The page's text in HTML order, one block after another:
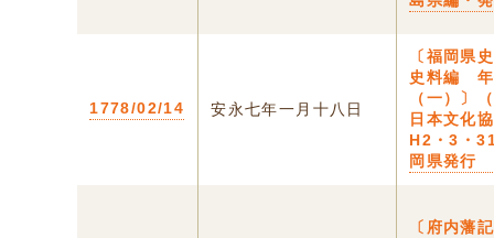
1778/02/14 安永七年一月十八日
〔福岡県
史料編
（一）〕
日本文化
H2・3・
岡県発行
〔府内藩